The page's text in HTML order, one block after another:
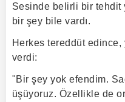
Sesinde belirli bir tehdit
bir şey bile vardı.
Herkes tereddüt
verdi:
"Bir şey yok efendim.
üşüyoruz. Özellikle de